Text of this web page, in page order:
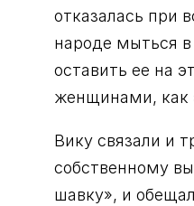
отказалась при
народе мыться
оставить ее на
женщинами, как
Вику связали и
собственному
шавку», и